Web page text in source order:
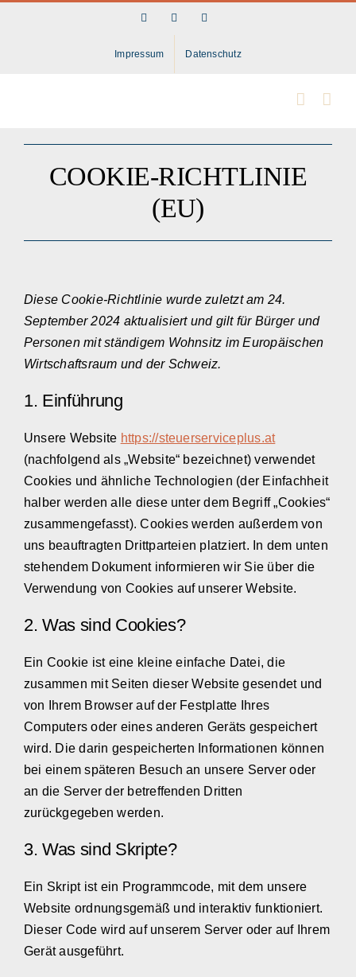
FacebookLinkedIn
Impressum Datenschutz
COOKIE-RICHTLINIE
(EU)
Diese Cookie-Richtlinie wurde zuletzt am 24.
September 2024 aktualisiert und gilt für Bürger und
Personen mit ständigem Wohnsitz im Europäischen
Wirtschaftsraum und der Schweiz.
1. Einführung
Unsere Website https://steuerserviceplus.at
(nachfolgend als „Website“ bezeichnet) verwendet
Cookies und ähnliche Technologien (der Einfachheit
halber werden alle diese unter dem Begriff „Cookies“
zusammengefasst). Cookies werden außerdem von
uns beauftragten Drittparteien platziert. In dem unten
stehendem Dokument informieren wir Sie über die
Verwendung von Cookies auf unserer Website.
2. Was sind Cookies?
Ein Cookie ist eine kleine einfache Datei, die
zusammen mit Seiten dieser Website gesendet und
von Ihrem Browser auf der Festplatte Ihres
Computers oder eines anderen Geräts gespeichert
wird. Die darin gespeicherten Informationen können
bei einem späteren Besuch an unsere Server oder
an die Server der betreffenden Dritten
zurückgegeben werden.
3. Was sind Skripte?
Ein Skript ist ein Programmcode, mit dem unsere
Website ordnungsgemäß und interaktiv funktioniert.
Dieser Code wird auf unserem Server oder auf Ihrem
Gerät ausgeführt.